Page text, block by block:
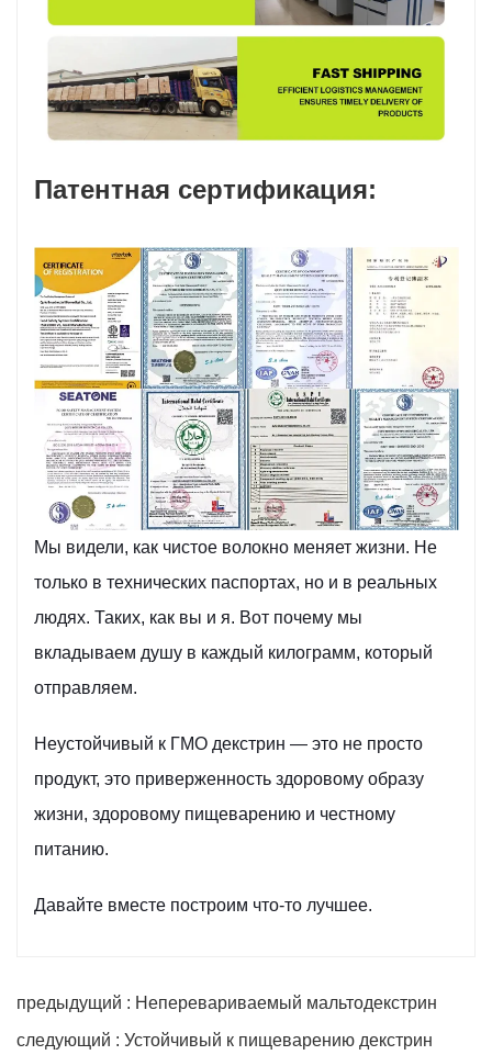
Патентная сертификация:
Мы видели, как чистое волокно меняет жизни. Не
только в технических паспортах, но и в реальных
людях. Таких, как вы и я. Вот почему мы
вкладываем душу в каждый килограмм, который
отправляем.
Неустойчивый к ГМО декстрин — это не просто
продукт, это приверженность здоровому образу
жизни, здоровому пищеварению и честному
питанию.
Давайте вместе построим что-то лучшее.
предыдущий : Неперевариваемый мальтодекстрин
следующий : Устойчивый к пищеварению декстрин